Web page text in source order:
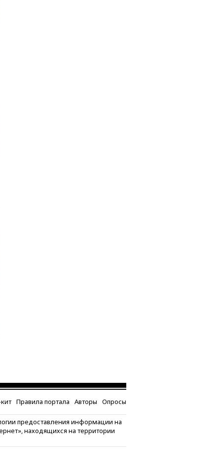
Правила портала Авторы Опросы
предоставления информации на
находящихся на территории